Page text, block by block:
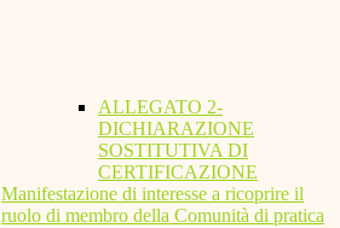
ALLEGATO 2-
DICHIARAZIONE
SOSTITUTIVA DI
CERTIFICAZIONE
Manifestazione di interesse a ricoprire il
ruolo di membro della Comunità di pratica